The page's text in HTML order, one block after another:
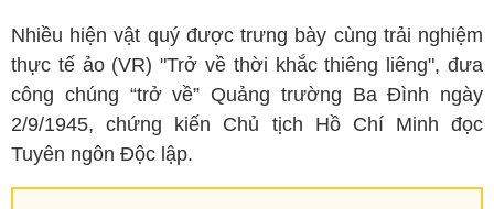
Nhiều hiện vật quý được trưng bày cùng trải nghiệm
thực tế ảo (VR) "Trở về thời khắc thiêng liêng", đưa
công chúng “trở về” Quảng trường Ba Đình ngày
2/9/1945, chứng kiến Chủ tịch Hồ Chí Minh đọc
Tuyên ngôn Độc lập.